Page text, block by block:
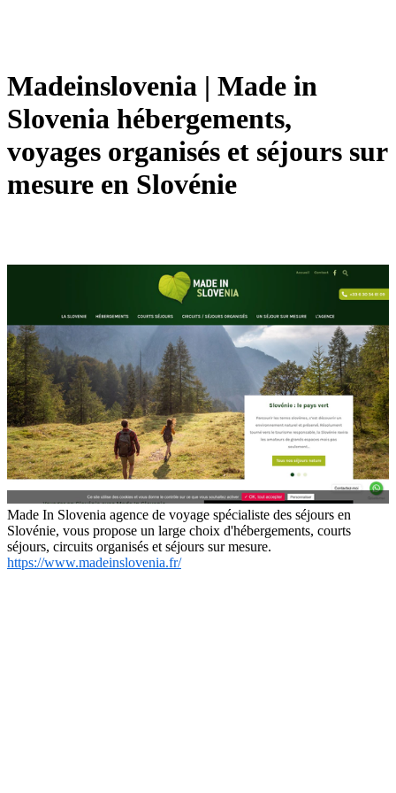
Madeinslove­nia | Made in
Slovenia héber­ge­ments,
voyages organisés et séjours sur
mesure en Slovénie
Made In Slovenia agence de voyage spécialiste des séjours en
Slovénie, vous propose un large choix d'hébergements, courts
séjours, circuits organisés et séjours sur mesure.
https://www.madeinslovenia.fr/